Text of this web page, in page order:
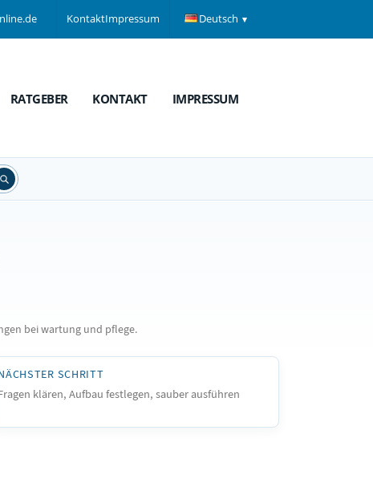
KontaktImpressum Deutsch
RATGEBER KONTAKT IMPRESSUM
bei wartung und pflege.
SCHRITT
klären, Aufbau festlegen, sauber ausführen